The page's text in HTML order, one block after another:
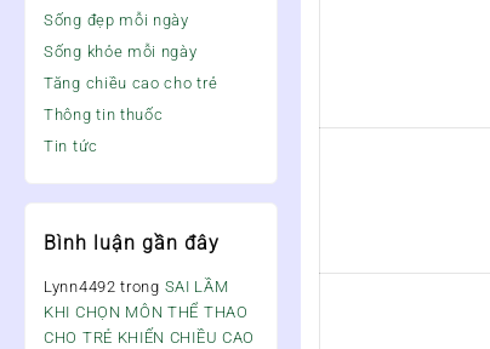
Sống đẹp mỗi ngày
Sống khỏe mỗi ngày
Tăng chiều cao cho trẻ
Thông tin thuốc
Tin tức
Bình luận gần đây
Lynn4492 trong SAI LẦM
KHI CHỌN MÔN THỂ THAO
CHO TRẺ KHIẾN CHIỀU CAO